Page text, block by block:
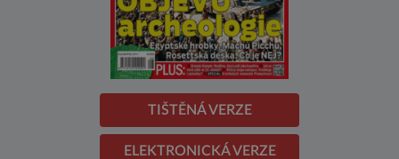
TIŠTĚNÁ VERZE
ELEKTRONICKÁ VERZE